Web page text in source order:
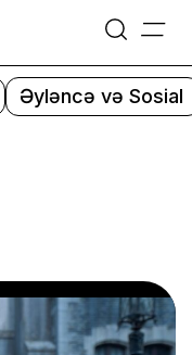
=
Əyləncə və Sosial